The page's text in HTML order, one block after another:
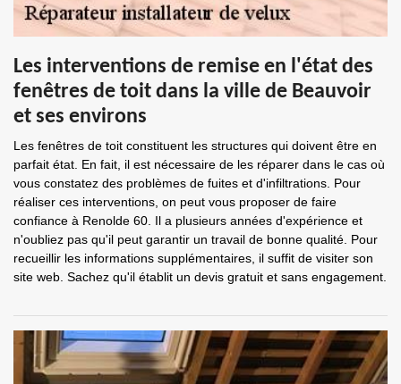
Les interventions de remise en l'état des
fenêtres de toit dans la ville de Beauvoir
et ses environs
Les fenêtres de toit constituent les structures qui doivent être en
parfait état. En fait, il est nécessaire de les réparer dans le cas où
vous constatez des problèmes de fuites et d'infiltrations. Pour
réaliser ces interventions, on peut vous proposer de faire
confiance à Renolde 60. Il a plusieurs années d'expérience et
n'oubliez pas qu'il peut garantir un travail de bonne qualité. Pour
recueillir les informations supplémentaires, il suffit de visiter son
site web. Sachez qu'il établit un devis gratuit et sans engagement.